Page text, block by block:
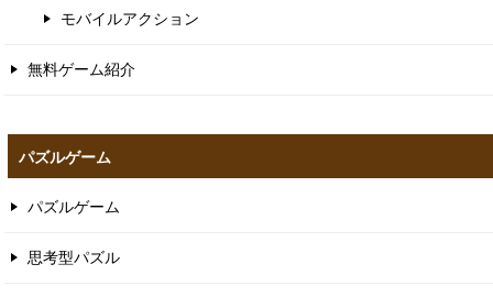
モバイルアクション
無料ゲーム紹介
パズルゲーム
パズルゲーム
思考型パズル